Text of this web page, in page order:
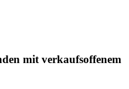
mit verkaufsoffenem